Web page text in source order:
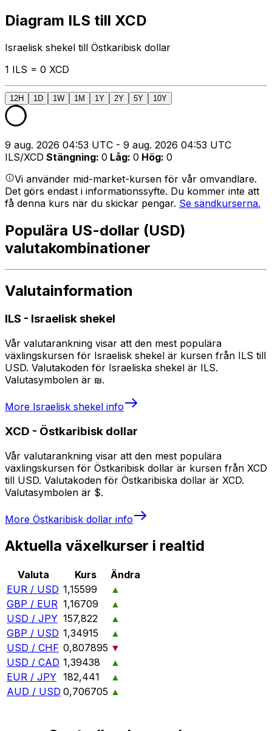
Diagram ILS till XCD
Israelisk shekel till Östkaribisk dollar
1 ILS = 0 XCD
12H 1D 1W 1M 1Y 2Y 5Y 10Y
9 aug. 2026 04:53 UTC - 9 aug. 2026 04:53 UTC
ILS/XCD Stängning: 0 Låg: 0 Hög: 0
Vi använder mid-market-kursen för vår omvandlare.
Det görs endast i informationssyfte. Du kommer inte att
få denna kurs när du skickar pengar. Se sändkurserna.
Populära US-dollar (USD)
valutakombinationer
Valutainformation
ILS - Israelisk shekel
Vår valutarankning visar att den mest populära
växlingskursen för Israelisk shekel är kursen från ILS till
USD. Valutakoden för Israeliska shekel är ILS.
Valutasymbolen är ₪.
More Israelisk shekel info
XCD - Östkaribisk dollar
Vår valutarankning visar att den mest populära
växlingskursen för Östkaribisk dollar är kursen från XCD
till USD. Valutakoden för Östkaribiska dollar är XCD.
Valutasymbolen är $.
More Östkaribisk dollar info
Aktuella växelkurser i realtid
Valuta Kurs
Ändra
EUR / USD 1,15599
▲
GBP / EUR 1,16709
▲
USD / JPY 157,822
▲
GBP / USD 1,34915
▲
USD / CHF 0,807895 ▼
USD / CAD 1,39438
▲
EUR / JPY 182,441
▲
AUD / USD 0,706705 ▲